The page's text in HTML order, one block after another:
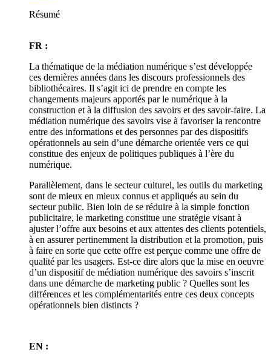
Résumé
FR :
La thématique de la médiation numérique s’est développée
ces dernières années dans les discours professionnels des
bibliothécaires. Il s’agit ici de prendre en compte les
changements majeurs apportés par le numérique à la
construction et à la diffusion des savoirs et des savoir-faire. La
médiation numérique des savoirs vise à favoriser la rencontre
entre des informations et des personnes par des dispositifs
opérationnels au sein d’une démarche orientée vers ce qui
constitue des enjeux de politiques publiques à l’ère du
numérique.
Parallèlement, dans le secteur culturel, les outils du marketing
sont de mieux en mieux connus et appliqués au sein du
secteur public. Bien loin de se réduire à la simple fonction
publicitaire, le marketing constitue une stratégie visant à
ajuster l’offre aux besoins et aux attentes des clients potentiels,
à en assurer pertinemment la distribution et la promotion, puis
à faire en sorte que cette offre est perçue comme une offre de
qualité par les usagers. Est-ce dire alors que la mise en oeuvre
d’un dispositif de médiation numérique des savoirs s’inscrit
dans une démarche de marketing public ? Quelles sont les
différences et les complémentarités entre ces deux concepts
opérationnels bien distincts ?
EN :